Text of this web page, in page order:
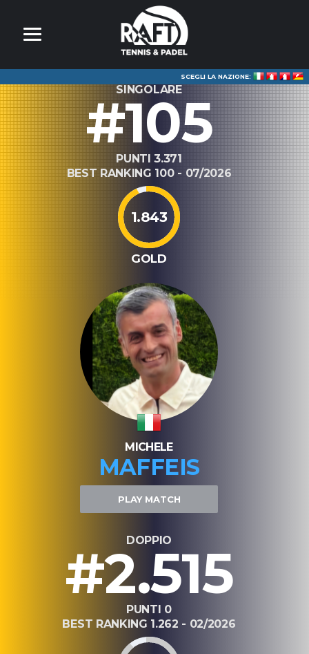
SCEGLI LA NAZIONE:
SINGOLARE
#105
PUNTI 3.371
BEST RANKING 100 - 07/2026
1.843
GOLD
MICHELE
MAFFEIS
PLAY MATCH
DOPPIO
#2.515
PUNTI 0
BEST RANKING 1.262 - 02/2026